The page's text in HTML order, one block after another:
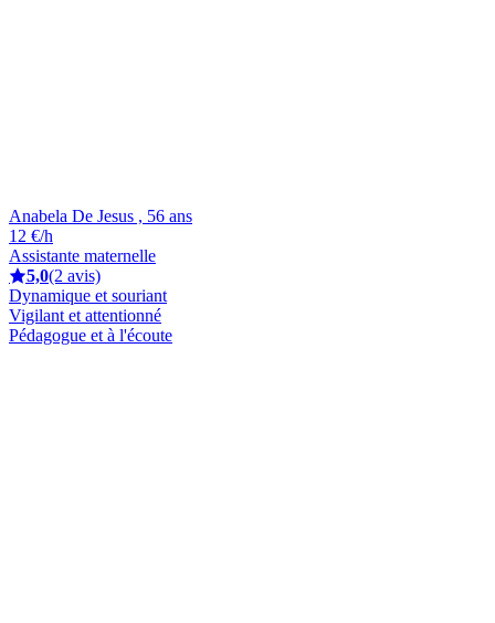
Anabela De Jesus , 56 ans
12 €/h
Assistante maternelle
5,0(2 avis)
Dynamique et souriant
Vigilant et attentionné
Pédagogue et à l'écoute